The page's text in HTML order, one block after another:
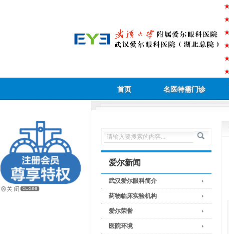
首页 名医特需门诊
爱尔新闻
武汉爱尔眼科简介
药物临床实验机构
爱尔荣誉
医院环境